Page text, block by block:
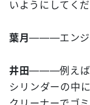
いようにしてくだ
葉月―――エンジ
井田―――例えば
シリンダーの中